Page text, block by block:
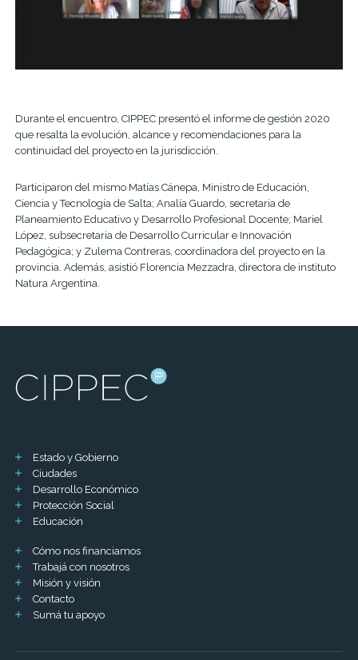
Durante el encuentro, CIPPEC presentó el informe de gestión 2020
que resalta la evolución, alcance y recomendaciones para la
continuidad del proyecto en la jurisdicción.
Participaron del mismo Matías Cánepa, Ministro de Educación,
Ciencia y Tecnología de Salta; Analía Guardo, secretaria de
Planeamiento Educativo y Desarrollo Profesional Docente; Mariel
López, subsecretaria de Desarrollo Curricular e Innovación
Pedagógica; y Zulema Contreras, coordinadora del proyecto en la
provincia. Además, asistió Florencia Mezzadra, directora de instituto
Natura Argentina.
Estado y Gobierno
Ciudades
Desarrollo Económico
Protección Social
Educación
Cómo nos financiamos
Trabajá con nosotros
Misión y visión
Contacto
Sumá tu apoyo